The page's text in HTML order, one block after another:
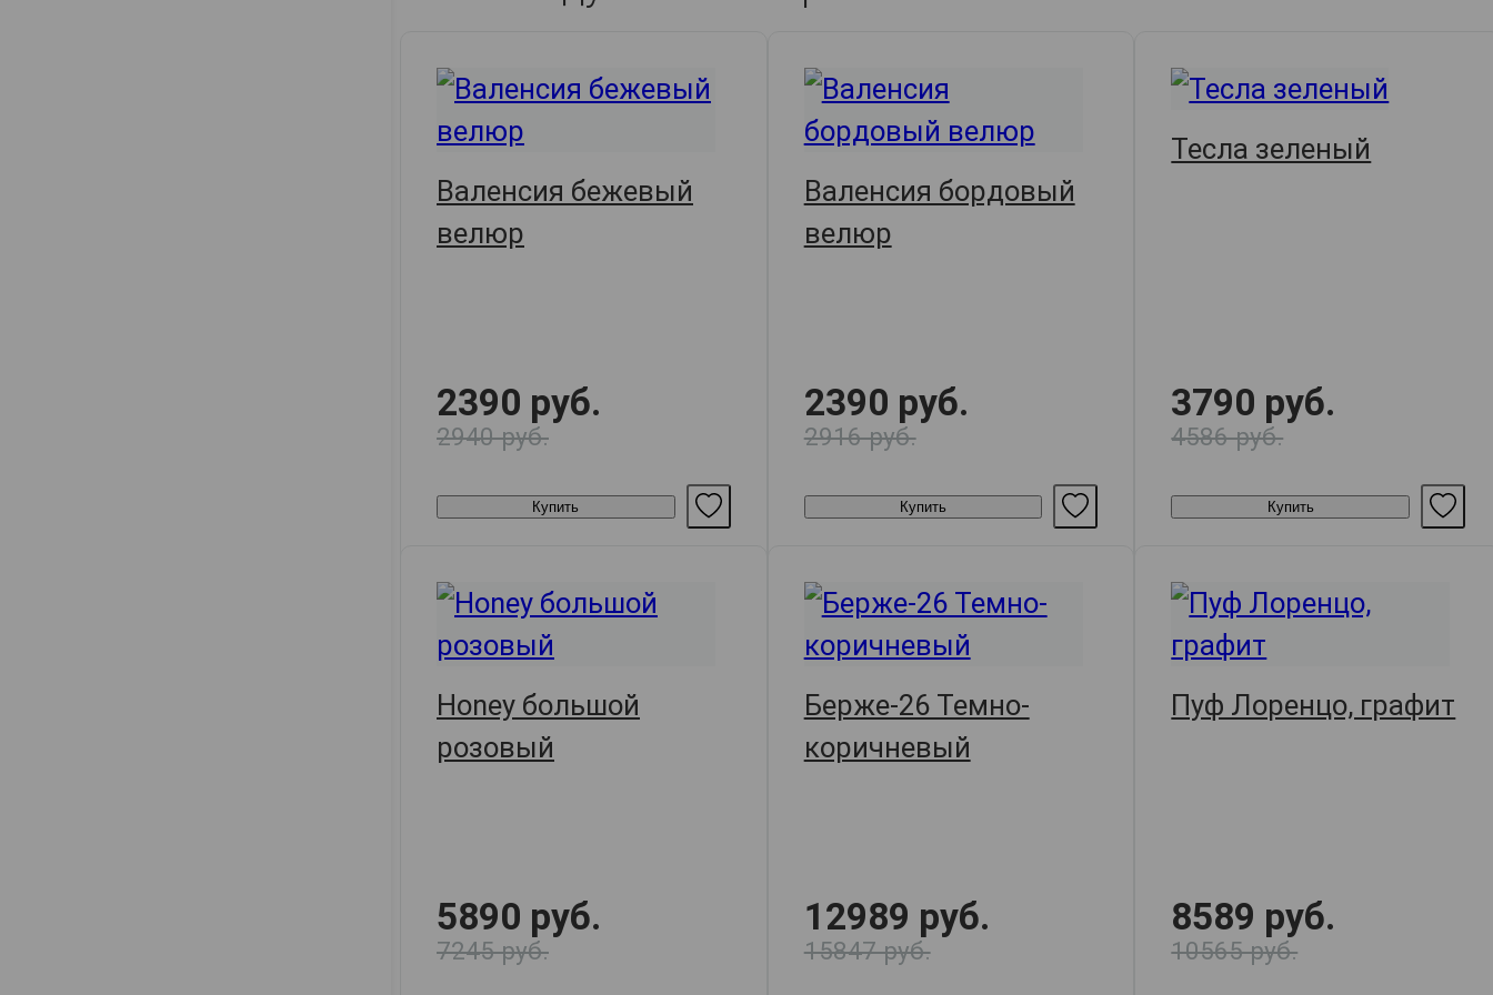
Валенсия бежевый
велюр
2390 руб.
2940 руб.
Купить
Валенсия бордовый
велюр
2390 руб.
2916 руб.
Купить
Тесла зеленый
3790 руб.
4586 руб.
Купить
Honey большой
розовый
5890 руб.
7245 руб.
Берже-26 Темно-
коричневый
12989 руб.
15847 руб.
Пуф Лоренцо, графит
8589 руб.
10565 руб.